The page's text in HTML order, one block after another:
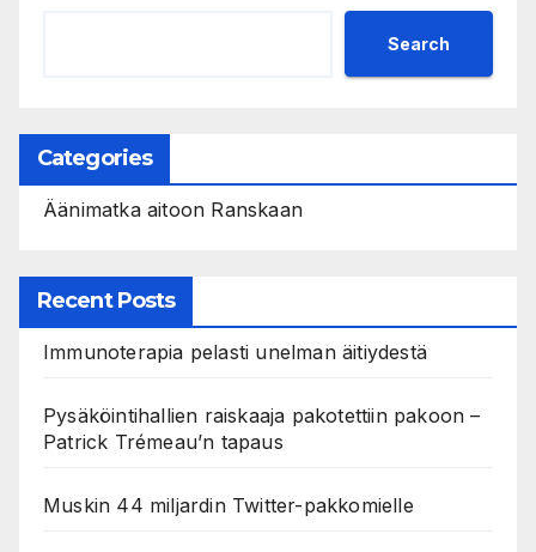
Search
Categories
Äänimatka aitoon Ranskaan
Recent Posts
Immunoterapia pelasti unelman äitiydestä
Pysäköintihallien raiskaaja pakotettiin pakoon –
Patrick Trémeau’n tapaus
Muskin 44 miljardin Twitter-pakkomielle